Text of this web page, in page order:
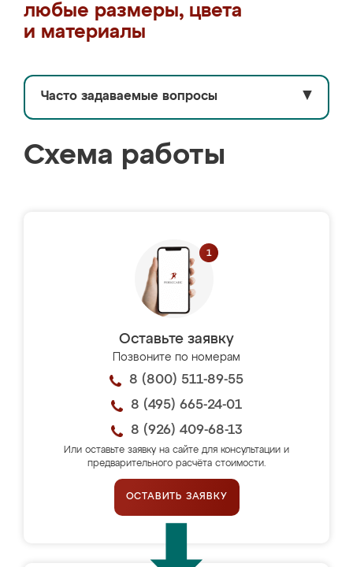
любые размеры, цвета
и материалы
Часто задаваемые вопросы ▼
Схема работы
Оставьте заявку
Позвоните по номерам
8 (800) 511-89-55
8 (495) 665-24-01
8 (926) 409-68-13
Или оставьте заявку на сайте для консультации и
предварительного расчёта стоимости.
ОСТАВИТЬ ЗАЯВКУ